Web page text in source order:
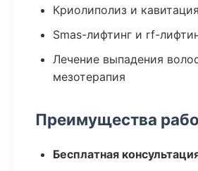
Криолиполиз и кавитация
Smas-лифтинг и rf-
Лечение выпадения
мезотерапия
Преимущества
Бесплатная